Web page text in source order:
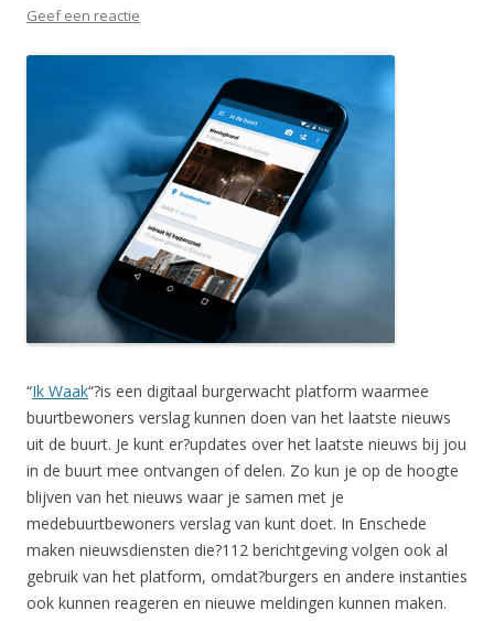
Geef een reactie
“Ik Waak“?is een digitaal burgerwacht platform waarmee
buurtbewoners verslag kunnen doen van het laatste nieuws
uit de buurt. Je kunt er?updates over het laatste nieuws bij jou
in de buurt mee ontvangen of delen. Zo kun je op de hoogte
blijven van het nieuws waar je samen met je
medebuurtbewoners verslag van kunt doet. In Enschede
maken nieuwsdiensten die?112 berichtgeving volgen ook al
gebruik van het platform, omdat?burgers en andere instanties
ook kunnen reageren en nieuwe meldingen kunnen maken.